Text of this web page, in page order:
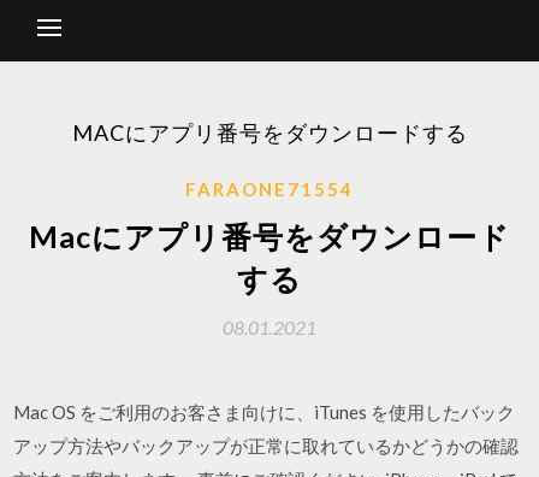
MACにアプリ番号をダウンロードする
FARAONE71554
Macにアプリ番号をダウンロード
する
08.01.2021
Mac OS をご利用のお客さま向けに、iTunes を使用したバック
アップ方法やバックアップが正常に取れているかどうかの確認